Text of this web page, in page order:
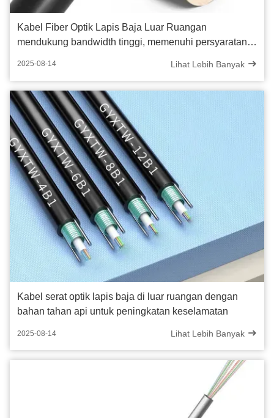
Kabel Fiber Optik Lapis Baja Luar Ruangan
mendukung bandwidth tinggi, memenuhi persyaratan
2025-08-14 Lihat Lebih Banyak
Kabel serat optik lapis baja di luar ruangan dengan
bahan tahan api untuk peningkatan keselamatan
2025-08-14 Lihat Lebih Banyak